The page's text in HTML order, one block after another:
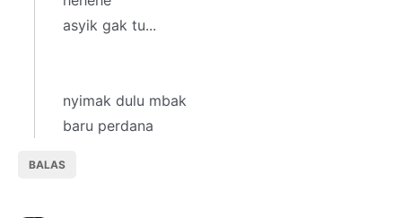
asyik gak tu...
nyimak dulu mbak
baru perdana
BALAS